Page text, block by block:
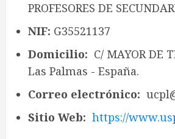
PROFESORES DE
NIF: G35521137
Domicilio: C/ MAYOR DE
Las Palmas - España.
Correo electrónico:
Sitio Web: https://